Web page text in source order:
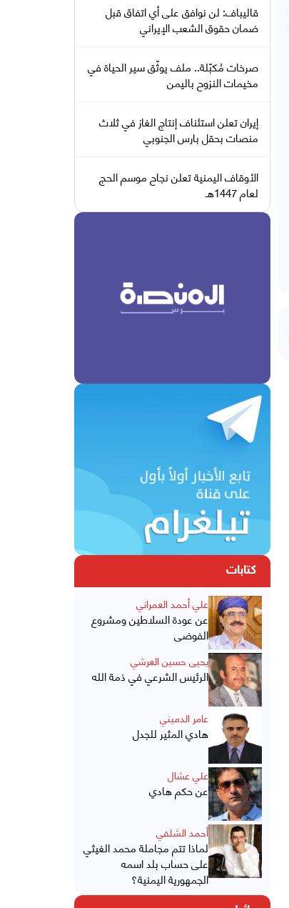
قاليباف: لن نوافق على أي اتفاق قبل
ضمان حقوق الشعب الإيراني
صرخات مُكبّلة.. ملف يوثّق سير الحياة في
مخيمات النزوح باليمن
إيران تعلن استئناف إنتاج الغاز في ثلاث
منصات بحقل بارس الجنوبي
الأوقاف اليمنية تعلن نجاح موسم الحج
لعام 1447هـ
كتابات
علي أحمد العمراني
عن عودة السلاطين ومشروع
الفوضى
يحيى حسين العرشي
الرئيس الشرعي في ذمة الله
عامر الدميني
هادي المثير للجدل
علي عشال
عن حكم هادي
أحمد الشلفي
لماذا تتم مجاملة محمد الغيثي
على حساب بلد اسمه
الجمهورية اليمنية؟